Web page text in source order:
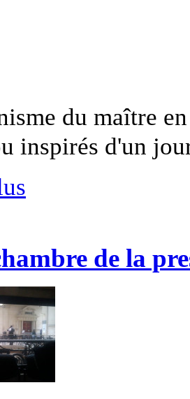
du maître
inspirés d'un
de la